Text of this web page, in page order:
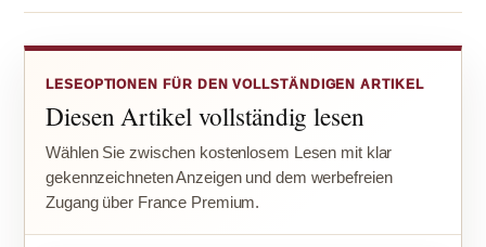
LESEOPTIONEN FÜR DEN VOLLSTÄNDIGEN ARTIKEL
Diesen Artikel vollständig lesen
Wählen Sie zwischen kostenlosem Lesen mit klar
gekennzeichneten Anzeigen und dem werbefreien
Zugang über France Premium.